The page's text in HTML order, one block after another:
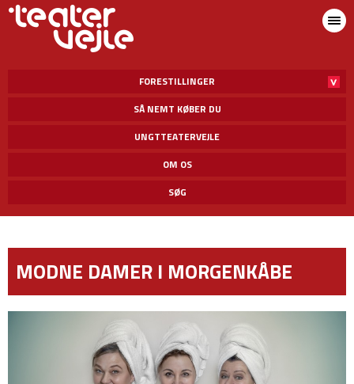
FORESTILLINGER
SÅ NEMT KØBER DU
UNGTTEATERVEJLE
OM OS
SØG
MODNE DAMER I MORGENKÅBE